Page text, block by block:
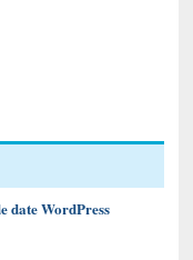
date WordPress